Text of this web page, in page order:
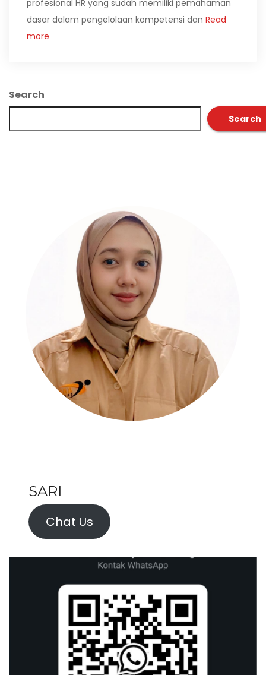
profesional HR yang sudah memiliki pemahaman
dasar dalam pengelolaan kompetensi dan Read
more
Search
Search
SARI
Chat Us